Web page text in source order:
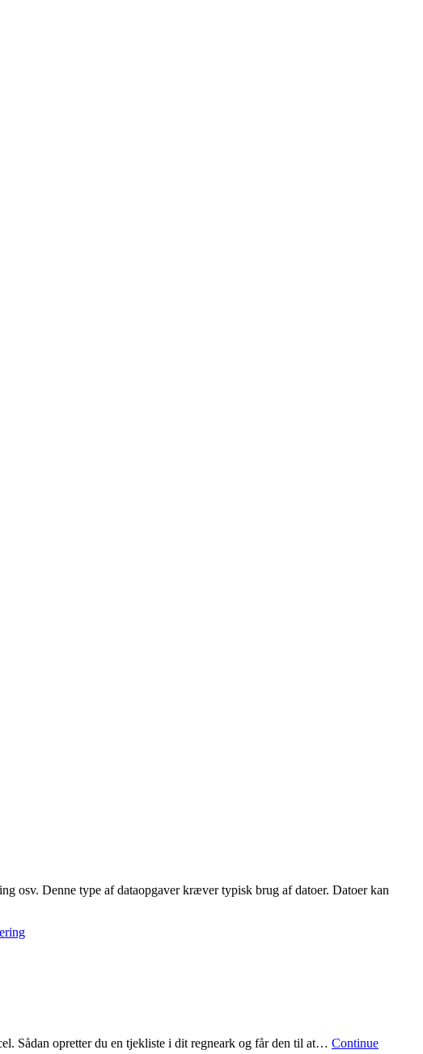
osv. Denne type af dataopgaver kræver typisk brug af datoer. Datoer kan
Sådan opretter du en tjekliste i dit regneark og får den til at… Continue